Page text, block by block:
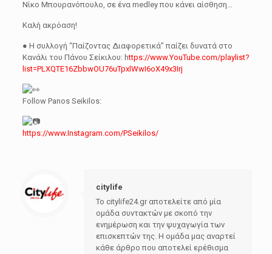
Νίκο Μπουρανόπουλο, σε ένα medley που κάνει αίσθηση…
Καλή ακρόαση!
● Η συλλογή “Παίζοντας Διαφορετικά” παίζει δυνατά στο
Κανάλι του Πάνου Σείκιλου: https://www.YouTube.com/playlist?
list=PLXQTE16ZbbwOU76uTpxlWwI6oX49x3Irj
Follow Panos Seikilos:
https://www.Instagram.com/PSeikilos/
citylife
Το citylife24.gr αποτελείτε από μία
ομάδα συντακτών με σκοπό την
ενημέρωση και την ψυχαγωγία των
επισκεπτών της. Η ομάδα μας αναρτεί
κάθε άρθρο που αποτελεί ερέθισμα